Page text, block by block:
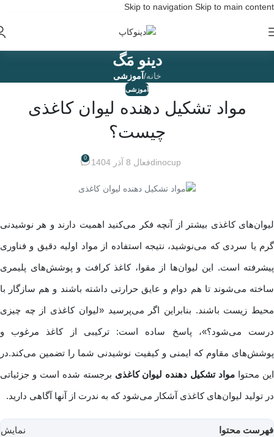
Skip to navigation Skip to main content
دینو مَگ
خانه/ آموزشی
آموزشی
مواد تشکیل دهنده لیوان کاغذی
چیست؟
dinocupفعال 8 آذر 1404 0
لیوان‌های کاغذی بیشتر از آنچه فکر می‌کنید اهمیت دارند و هر نوشیدنی
گرم یا سردی که می‌نوشید، نتیجه استفاده از مواد اولیه دقیق و فناوری
پیشرفته است. این لیوان‌ها از مقوا، کاغذ کرافت و پوشش‌های پلیمری
ساخته می‌شوند تا هم دوام و عایق حرارتی داشته باشند و هم سازگار با
محیط زیست باشند. بنابراین اگر می‌پرسید «لیوان کاغذی از چه چیزی
درست می‌شود؟»، پاسخ ساده است: ترکیبی از کاغذ مرغوب و
پوشش‌های مقاوم که ایمنی و کیفیت نوشیدنی شما را تضمین می‌کند.در
این محتوا مواد تشکیل دهنده لیوان کاغذی برجسته شده است و جزئیاتی
در تولید لیوان‌های کاغذی آشکار می‌شود که به ندرت از آنها آگاهی دارید.
فهرست محتوا نمایش